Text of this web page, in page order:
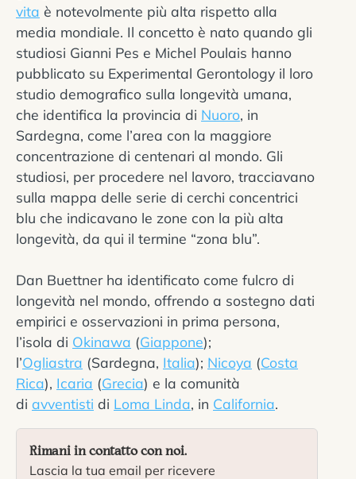
vita è notevolmente più alta rispetto alla
media mondiale. Il concetto è nato quando gli
studiosi Gianni Pes e Michel Poulais hanno
pubblicato su Experimental Gerontology il loro
studio demografico sulla longevità umana,
che identifica la provincia di Nuoro, in
Sardegna, come l’area con la maggiore
concentrazione di centenari al mondo. Gli
studiosi, per procedere nel lavoro, tracciavano
sulla mappa delle serie di cerchi concentrici
blu che indicavano le zone con la più alta
longevità, da qui il termine “zona blu”.
Dan Buettner ha identificato come fulcro di
longevità nel mondo, offrendo a sostegno dati
empirici e osservazioni in prima persona,
l’isola di Okinawa (Giappone);
l’Ogliastra (Sardegna, Italia); Nicoya (Costa
Rica), Icaria (Grecia) e la comunità
di avventisti di Loma Linda, in California.
Rimani in contatto con noi.
Lascia la tua email per ricevere